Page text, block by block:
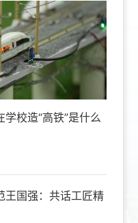
学校造“高铁”是什么
王国强：共话工匠精